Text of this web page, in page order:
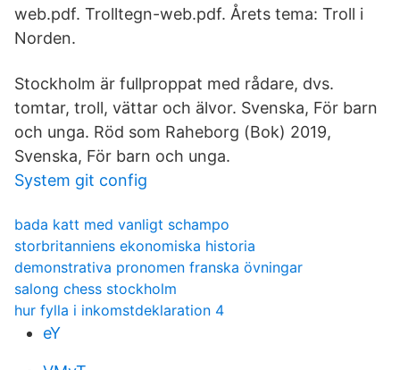
web.pdf. Trolltegn-web.pdf. Årets tema: Troll i
Norden.
Stockholm är fullproppat med rådare, dvs.
tomtar, troll, vättar och älvor. Svenska, För barn
och unga. Röd som Raheborg (Bok) 2019,
Svenska, För barn och unga.
System git config
bada katt med vanligt schampo
storbritanniens ekonomiska historia
demonstrativa pronomen franska övningar
salong chess stockholm
hur fylla i inkomstdeklaration 4
eY